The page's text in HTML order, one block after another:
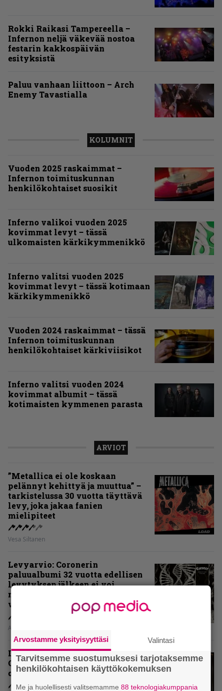
Rokki Raikasi Tampereella –
Infernon neljä väkevää nostoa
festarin kakkospäivän
esityksistä
Paluu vanhaan liittoon – Arch
Enemy Tavastialla
KOLUMNIT
Vuoden 2025 raskaimmat –
Infernon toimituskunnan
henkilökohtaiset suosikit
Inferno valikoi vuoden 2025
kovimmat levyt – tässä
ulkomaisten kärkikymmenikkö
Inferno valitsi vuoden 2025
kovimmat levyt – tässä kotimaan
kärkikymmenikkö
Vuoden 2024 raskaimmat – tässä
Infernon toimituskunnan
henkilökohtaiset kärkiviisikot
Inferno valitsi vuoden 2024
kovimmat albumit – tässä
kotimaisten kymmenen parasta
ARVIOT
”Metallica ei ole koskaan
pelännyt kehittyä ja muuttua” –
tarkistelussa 30 vuotta täyttävä
levy, joka jakaa fanien
mielipiteet
Vesa Siltanen
Levyarvio: Coronerin
paluualbumi 32 vuotta edellisen
levytyksen jälkeen ei voi
mitenkään täyttää odotuksia. Vai
voiko?
Aki Nuopponen
Levyarvio: Dirkschneider & The
Old Gang -albumista ei aina tiedä,
onko se tosissaan tehty vai ei
Arvostamme yksityisyyttäsi Valintasi
Tarvitsemme suostumuksesi tarjotaksemme
henkilökohtaisen käyttökokemuksen
Me ja huolellisesti valitsemamme88 teknologiakumppania